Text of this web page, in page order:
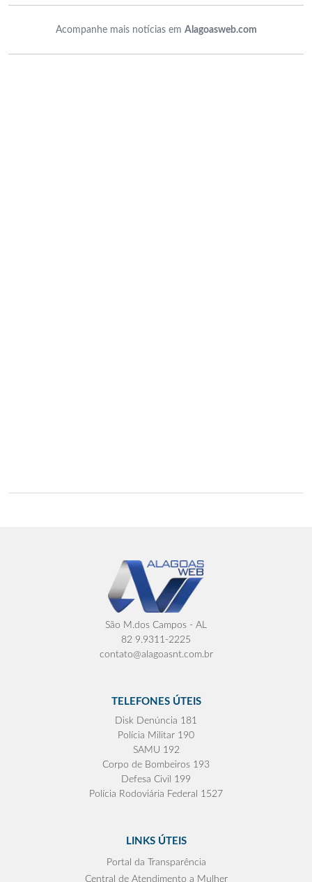
Acompanhe mais notícias em Alagoasweb.com
São M.dos Campos - AL
82 9.9311-2225
contato@alagoasnt.com.br
TELEFONES ÚTEIS
Disk Denúncia 181
Polícia Militar 190
SAMU 192
Corpo de Bombeiros 193
Defesa Civil 199
Polícia Rodoviária Federal 1527
LINKS ÚTEIS
Portal da Transparência
Central de Atendimento a Mulher